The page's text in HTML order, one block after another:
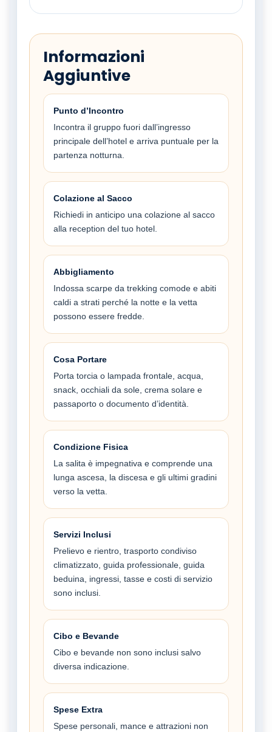
Informazioni
Aggiuntive
Punto d’Incontro
Incontra il gruppo fuori dall’ingresso
principale dell’hotel e arriva puntuale per la
partenza notturna.
Colazione al Sacco
Richiedi in anticipo una colazione al sacco
alla reception del tuo hotel.
Abbigliamento
Indossa scarpe da trekking comode e abiti
caldi a strati perché la notte e la vetta
possono essere fredde.
Cosa Portare
Porta torcia o lampada frontale, acqua,
snack, occhiali da sole, crema solare e
passaporto o documento d’identità.
Condizione Fisica
La salita è impegnativa e comprende una
lunga ascesa, la discesa e gli ultimi gradini
verso la vetta.
Servizi Inclusi
Prelievo e rientro, trasporto condiviso
climatizzato, guida professionale, guida
beduina, ingressi, tasse e costi di servizio
sono inclusi.
Cibo e Bevande
Cibo e bevande non sono inclusi salvo
diversa indicazione.
Spese Extra
Spese personali, mance e attrazioni non